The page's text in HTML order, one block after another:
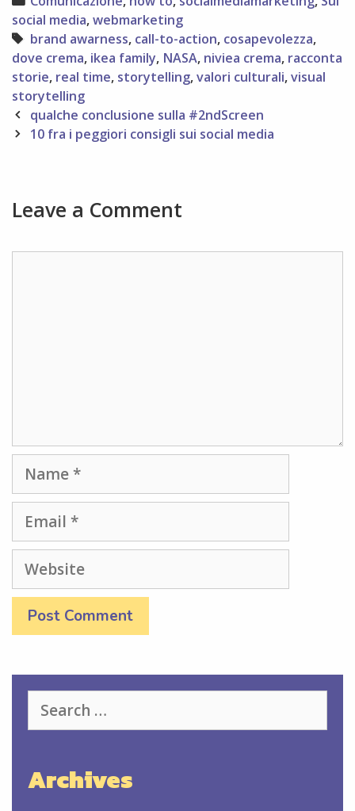
social media,webmarketing
Tags
brand awarness, call-to-action, cosapevolezza,
dove crema, ikea family, NASA, niviea crema, racconta
storie, real time, storytelling,valori culturali,visual
storytelling
Post
navigation
qualche conclusione sulla #2ndScreen
10 fra i peggiori consigli sui social media
Leave a Comment
Website
for:
Archives